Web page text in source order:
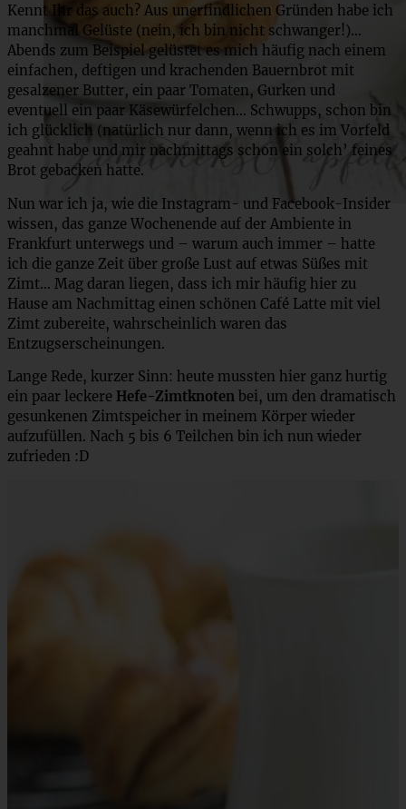
Kennt Ihr das auch? Aus unerfindlichen Gründen habe ich
manchmal Gelüste (nein, ich bin nicht schwanger!)…
Abends zum Beispiel gelüstet es mich häufig nach einem
einfachen, deftigen und krachenden Bauernbrot mit
gesalzener Butter, ein paar Tomaten, Gurken und
eventuell ein paar Käsewürfelchen… Schwupps, schon bin
ich glücklich (natürlich nur dann, wenn ich es im Vorfeld
geahnt habe und mir nachmittags schon ein solch’ feines
Brot gebacken hatte.
Nun war ich ja, wie die Instagram- und Facebook-Insider
wissen, das ganze Wochenende auf der Ambiente in
Frankfurt unterwegs und – warum auch immer – hatte
ich die ganze Zeit über große Lust auf etwas Süßes mit
Zimt… Mag daran liegen, dass ich mir häufig hier zu
Hause am Nachmittag einen schönen Café Latte mit viel
Zimt zubereite, wahrscheinlich waren das
Entzugserscheinungen.
Lange Rede, kurzer Sinn: heute mussten hier ganz hurtig
ein paar leckere Hefe-Zimtknoten bei, um den dramatisch
gesunkenen Zimtspeicher in meinem Körper wieder
aufzufüllen. Nach 5 bis 6 Teilchen bin ich nun wieder
zufrieden :D